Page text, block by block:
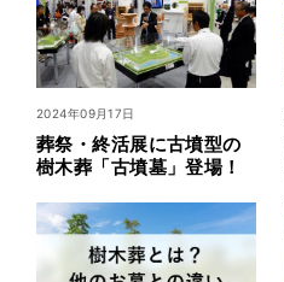
2024年09月17日
葬祭・終活展に古墳型の
樹木葬「古墳墓」登場！